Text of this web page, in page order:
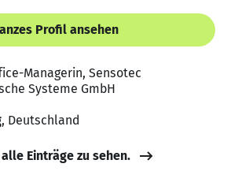
Profil ansehen
Managerin, Sensotec
Systeme GmbH
, Deutschland
Einträge zu sehen.